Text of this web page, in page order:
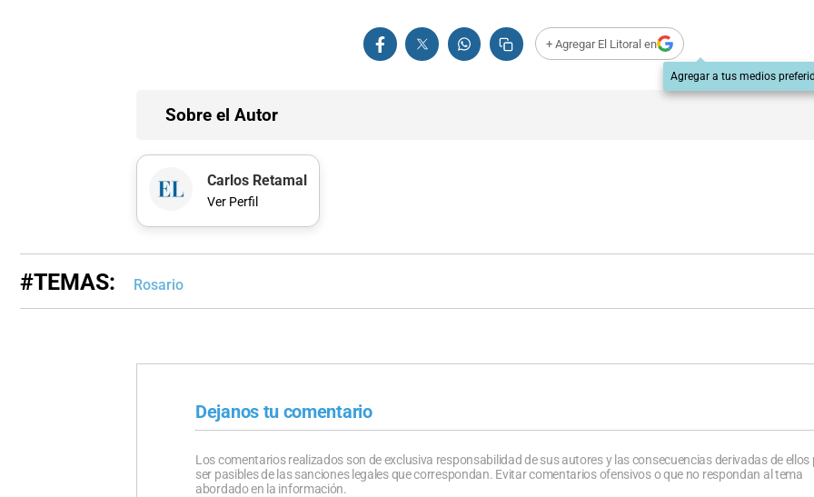
+ Agregar El Litoral en
Agregar a tus medios
Sobre el Autor
Carlos Retamal
Ver Perfil
#TEMAS: Rosario
Dejanos tu comentario
Los comentarios realizados son de exclusiva responsabilidad de sus autores y las consecuencias derivadas de ellos
ser pasibles de las sanciones legales que correspondan. Evitar comentarios ofensivos o que no respondan al tema
abordado en la información.